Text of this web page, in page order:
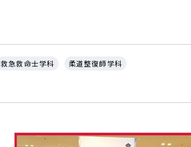
救急救命士学科
柔道整復師学科